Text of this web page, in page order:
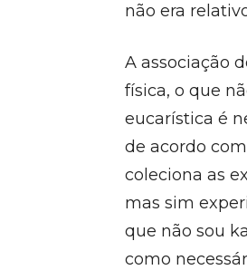
não era
A associação
física, o que
eucarística é
de acordo
coleciona as
mas sim
que não sou
como